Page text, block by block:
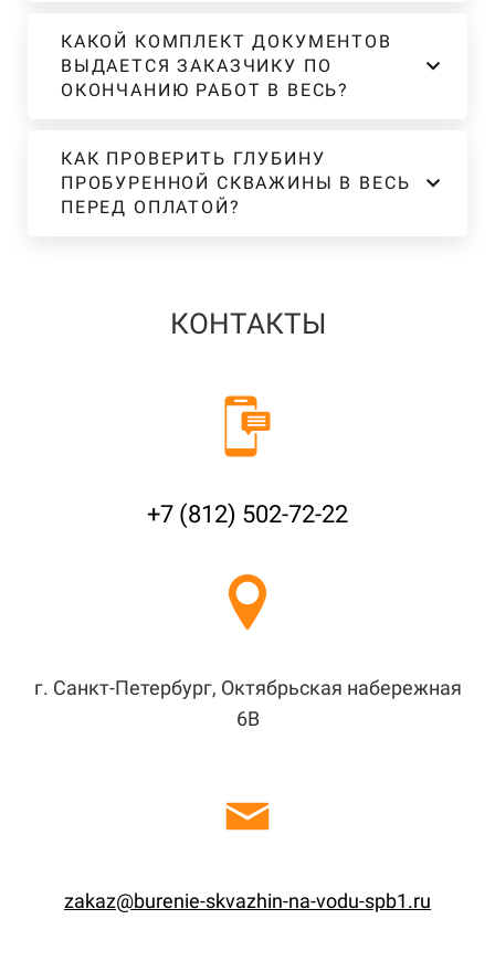
КАКОЙ КОМПЛЕКТ ДОКУМЕНТОВ
ВЫДАЕТСЯ ЗАКАЗЧИКУ ПО
ОКОНЧАНИЮ РАБОТ В ВЕСЬ?
КАК ПРОВЕРИТЬ ГЛУБИНУ
ПРОБУРЕННОЙ СКВАЖИНЫ В ВЕСЬ
ПЕРЕД ОПЛАТОЙ?
КОНТАКТЫ
+7 (812) 502-72-22
г. Санкт-Петербург, Октябрьская набережная
6В
zakaz@burenie-skvazhin-na-vodu-spb1.ru